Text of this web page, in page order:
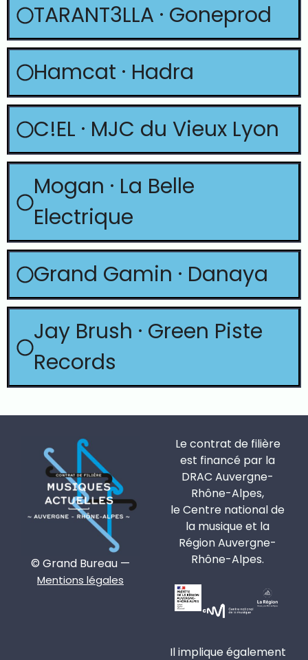
TARANT3LLA · Goneprod
Hamcat · Hadra
C!EL · MJC du Vieux Lyon
Mogan · La Belle
Electrique
Grand Gamin · Danaya
Jay Brush · Green Piste
Records
© Grand Bureau —
Mentions légales
Le contrat de filière
est financé par la
DRAC Auvergne-
Rhône-Alpes,
le Centre national de
la musique et la
Région Auvergne-
Rhône-Alpes.
Il implique également